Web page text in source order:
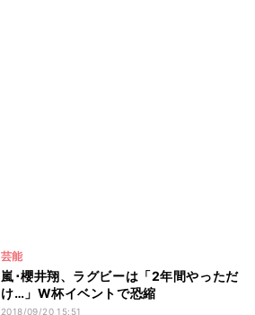
芸能
嵐･櫻井翔、ラグビーは「2年間やっただ
け…」W杯イベントで恐縮
2018/09/20 15:51